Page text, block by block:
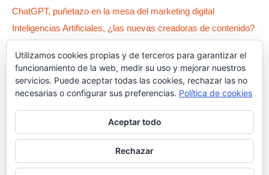
ChatGPT, puñetazo en la mesa del marketing digital
Inteligencias Artificiales, ¿las nuevas creadoras de contenido?
Qué es la Canibalización SEO y cómo arreglar tus contenidos
Dark Patterns, el lado oscuro del UX
Utilizamos cookies propias y de terceros para garantizar el
funcionamiento de la web, medir su uso y mejorar nuestros
servicios. Puede aceptar todas las cookies, rechazar las no
necesarias o configurar sus preferencias. Política de cookies
Aceptar todo
Rechazar